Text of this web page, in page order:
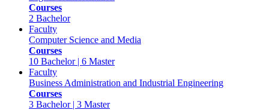
Courses
2 Bachelor
Faculty
Computer Science and Media
Courses
10 Bachelor | 6 Master
Faculty
Business Administration and Industrial Engineering
Courses
3 Bachelor | 3 Master